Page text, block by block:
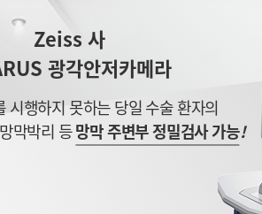
Zeiss 사
광각안저카메라
시행하지 못하는 당일 수술 환자의
막박리 등망막 주변부 정밀검사 가능!